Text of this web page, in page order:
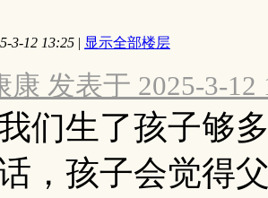
3-12 13:25 | 显示全部楼层
康 发表于 2025-3-12
们生了孩子够
，孩子会觉得